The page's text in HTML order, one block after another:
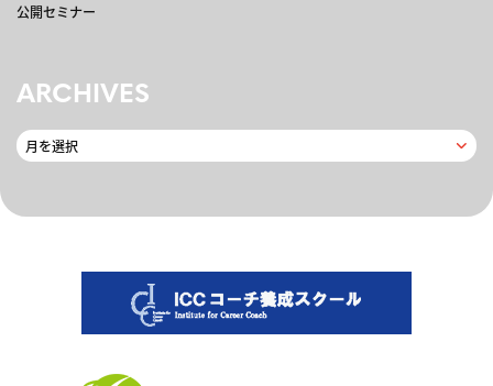
公開セミナー
ARCHIVES